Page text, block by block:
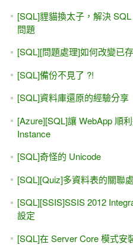
[SQL]貍貓換太子，解決
問題
[SQL][問題處理]如何改變已
[SQL]備份不見了 ?!
[SQL]資料庫還原的經驗分享
[Azure][SQL]讓 WebApp 順
Instance
[SQL]奇怪的 Unicode
[SQL][Quiz]多資料表的關聯
[SQL][SSIS]SSIS 2012
設定
[SQL]在 Server Core 模式安